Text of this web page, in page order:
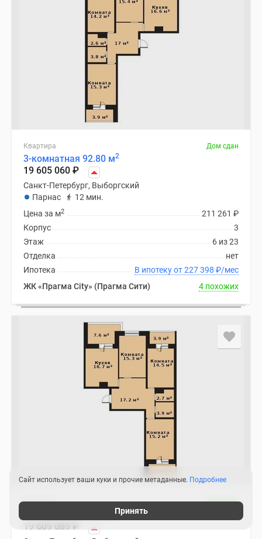
Квартира Дом сдан
3-комнатная 92.80 м2
19 605 060 ₽
Санкт-Петербург, Выборгский
Парнас
12 мин.
211 261 ₽
Цена за м2
3
Корпус
6 из 23
Этаж
нет
Отделка
В ипотеку от 227 398 ₽/мес
Ипотека
ЖК «Прагма City» (Прагма Сити)
4 похожих
Квартира Дом сдан
2
19 609 089 ₽
Сайт использует ваши куки и прочие метаданные. Подробнее
Принять